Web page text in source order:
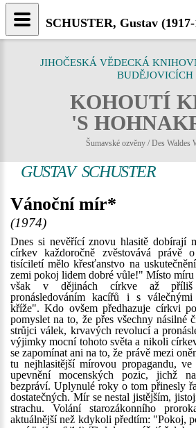
JIHOČESKÁ VĚDECKÁ
BUDĚJOVICÍCH
KOHOUTÍ
'S
Šumavské ozvěny / Des Waldes
GUSTAV SCHUSTER
Vánoční mír*
(1974)
Dnes si nevěřící znovu hlasitě dobírají
církev každoročně zvěstovává právě
tisíciletí mělo křesťanstvo na
zemi pokoj lidem dobré vůle!" Místo míru
však v dějinách církve až
pronásledováním kacířů i s
kříže". Kdo ovšem předhazuje církvi
pomyslet na to, že přes všechny násilné
strůjci válek, krvavých revolucí a
výjimky mocní tohoto světa a nikoli
se zapomínat ani na to, že právě mezi
tu nejhlasitější mírovou propagandu,
upevnění mocenských pozic, jichž
bezpráví. Uplynulé roky o tom přinesly
dostatečných. Mír se nestal jistějším,
strachu. Volání starozákonního
aktuálnější než kdykoli předtím: "Pokoj,
SCHUSTER, Gustav